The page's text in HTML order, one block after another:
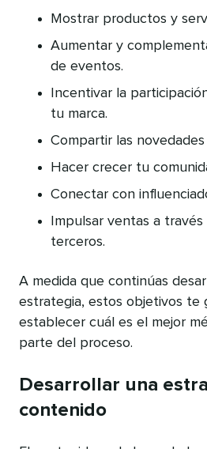
Mostrar productos y
Aumentar y
de eventos.
Incentivar la
tu marca.
Compartir las
Hacer crecer tu
Conectar con
Impulsar ventas a
terceros.
A medida que continúas
estrategia, estos objetivos te
establecer cuál es el mejor
parte del proceso.
Desarrollar una
contenido